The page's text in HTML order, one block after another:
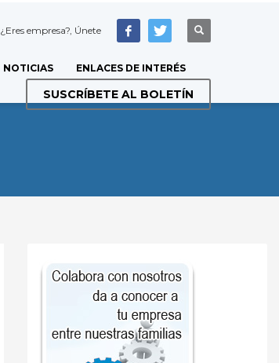
¿Eres empresa?, Únete
NOTICIAS ENLACES DE INTERÉS
SUSCRÍBETE AL BOLETÍN